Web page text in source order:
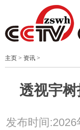
主页 > 资讯 >
透视宇
发布时间:2026